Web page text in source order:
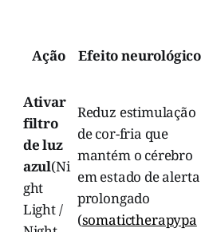
Ação Efeito neurológico
Ativar
filtro
de luz
azul(Ni
ght
Light /
Reduz estimulação
de cor-fria que
mantém o cérebro
em estado de alerta
prolongado
(somatictherapypa